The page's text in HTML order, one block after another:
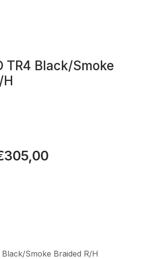
TR4 Black/Smoke
H
prezzo
305,00Il
Black/Smoke Braided R/H